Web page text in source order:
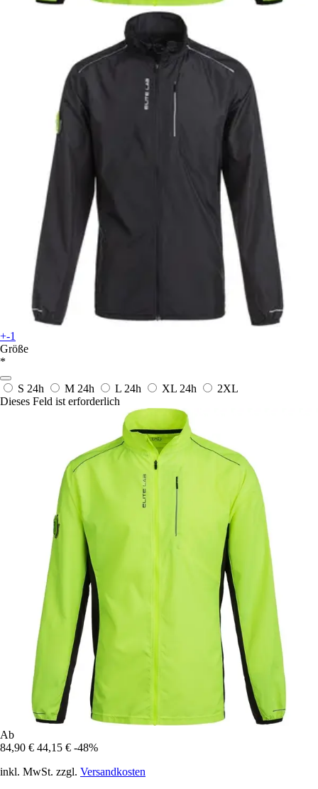
+-1
Größe
*
S 24h M 24h L 24h XL 24h
2XL
Dieses Feld ist erforderlich
Ab
84,90 € 44,15 € -48%
inkl. MwSt. zzgl. Versandkosten